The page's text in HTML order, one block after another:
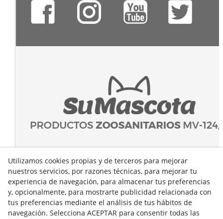
Utilizamos cookies propias y de terceros para mejorar
nuestros servicios, por razones técnicas, para mejorar tu
experiencia de navegación, para almacenar tus preferencias
y, opcionalmente, para mostrarte publicidad relacionada con
tus preferencias mediante el análisis de tus hábitos de
navegación. Selecciona ACEPTAR para consentir todas las